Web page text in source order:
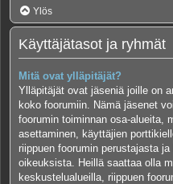
Ylös
Käyttäjätasot ja ryhmät
Mitä ovat ylläpitäjät?
Ylläpitäjät ovat jäseniä joille on
koko foorumiin. Nämä jäsenet
foorumin toiminnan osa-alueita,
asettaminen, käyttäjien
riippuen foorumin perustajasta
oikeuksista. Heillä saattaa olla
keskustelualueilla, riippuen